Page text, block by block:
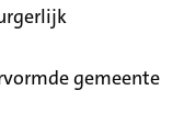
gemeente